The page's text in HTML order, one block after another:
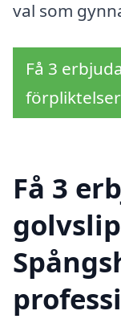
val som
Få 3
förpliktelser
Få 3